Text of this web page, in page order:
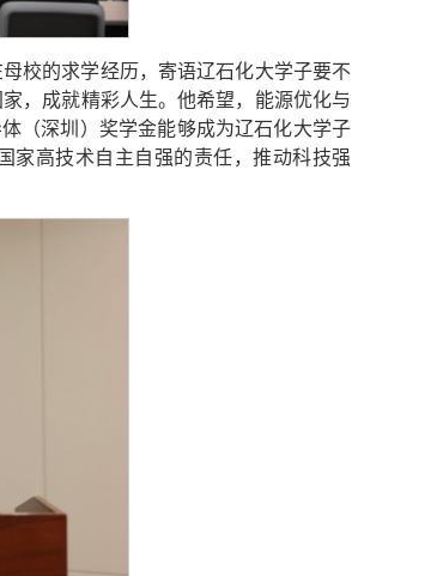
校的求学经历，寄语辽石化大学子要不
，成就精彩人生。他希望，能源优化与
（深圳）奖学金能够成为辽石化大学子
家高技术自主自强的责任，推动科技强